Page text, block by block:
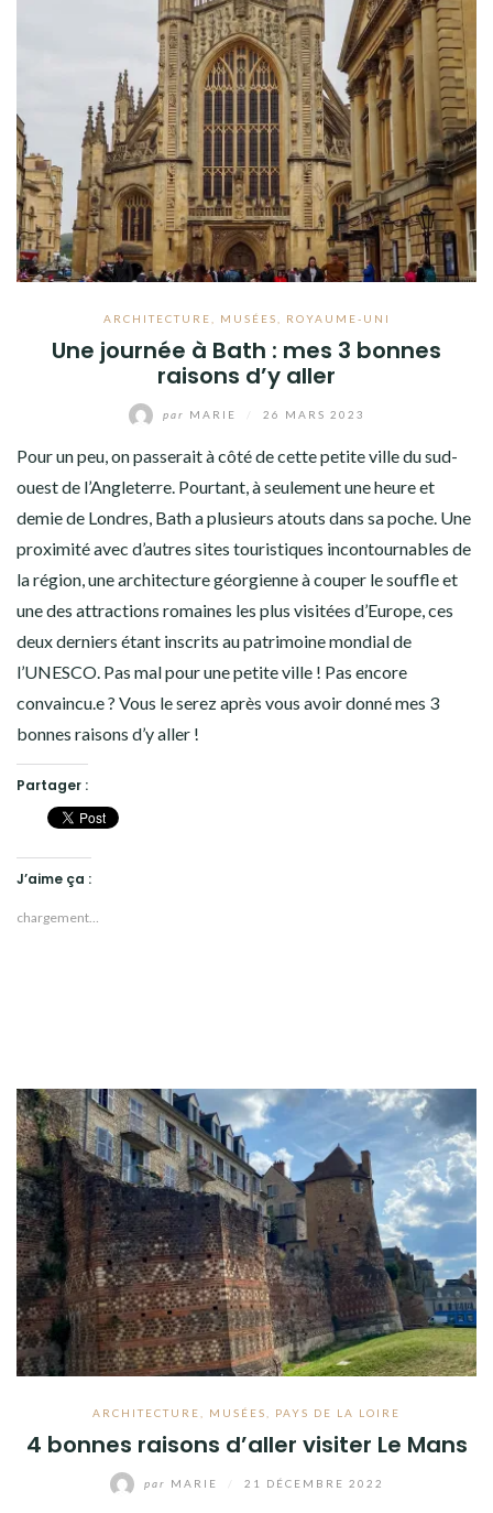
ARCHITECTURE, MUSÉES, ROYAUME-UNI
Une journée à Bath : mes 3 bonnes
raisons d’y aller
par MARIE 26 MARS 2023
Pour un peu, on passerait à côté de cette petite ville du sud-
ouest de l’Angleterre. Pourtant, à seulement une heure et
demie de Londres, Bath a plusieurs atouts dans sa poche. Une
proximité avec d’autres sites touristiques incontournables de
la région, une architecture géorgienne à couper le souffle et
une des attractions romaines les plus visitées d’Europe, ces
deux derniers étant inscrits au patrimoine mondial de
l’UNESCO. Pas mal pour une petite ville ! Pas encore
convaincu.e ? Vous le serez après vous avoir donné mes 3
bonnes raisons d’y aller !
Partager :
J’aime ça :
chargement…
ARCHITECTURE MUSÉES PAYS DE LA LOIRE
4 bonnes raisons d’aller visiter Le Mans
par MARIE 21 DÉCEMBRE 2022